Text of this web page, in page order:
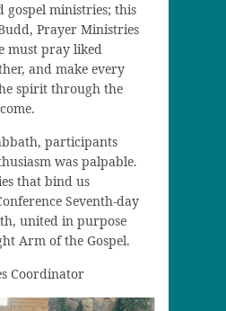
gospel ministries; this
Prayer Ministries
must pray liked
and make every
spirit through the
participants
was palpable.
that bind us
Seventh-day
united in purpose
Arm of the Gospel.
Coordinator